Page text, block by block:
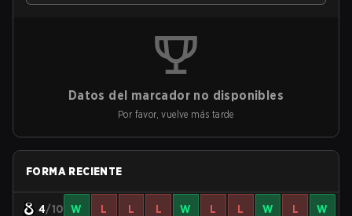
Datos del marcador no disponibles
Por favor, vuelve más tarde
FORMA RECIENTE
4/10 W L L L W L L W L W